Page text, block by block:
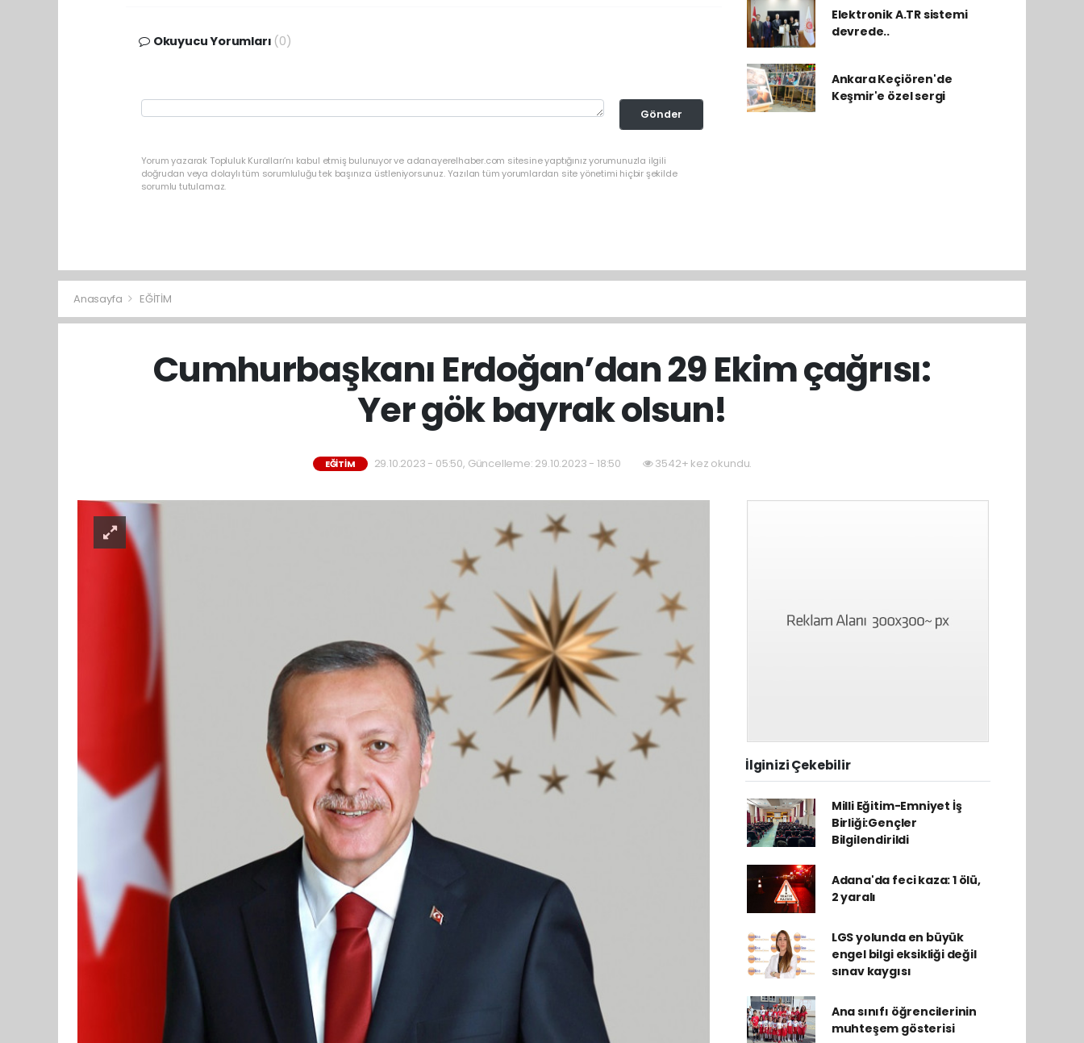
Okuyucu Yorumları (0)
Gönder
Yorum yazarak Topluluk Kuralları’nı kabul etmiş bulunuyor ve adanayerelhaber.com sitesine yaptığınız yorumunuzla ilgili
doğrudan veya dolaylı tüm sorumluluğu tek başınıza üstleniyorsunuz. Yazılan tüm yorumlardan site yönetimi hiçbir şekilde
sorumlu tutulamaz.
Elektronik A.TR sistemi
devrede..
Ankara Keçiören'de
Keşmir'e özel sergi
Anasayfa EĞİTİM
Cumhurbaşkanı Erdoğan’dan 29 Ekim çağrısı:
Yer gök bayrak olsun!
EĞİTİM 29.10.2023 - 05:50, Güncelleme: 29.10.2023 - 18:50 3542+ kez okundu.
İlginizi Çekebilir
Milli Eğitim-Emniyet İş
Birliği:Gençler
Bilgilendirildi
Adana'da feci kaza: 1 ölü,
2 yaralı
LGS yolunda en büyük
engel bilgi eksikliği değil
sınav kaygısı
Ana sınıfı öğrencilerinin
muhteşem gösterisi